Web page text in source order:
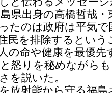
出身の高橋哲哉・
たのは政府は平気で
民を排除するという
の命や健康を最優先
怒りを秘めながら
を説いた。
放射能から守る福島